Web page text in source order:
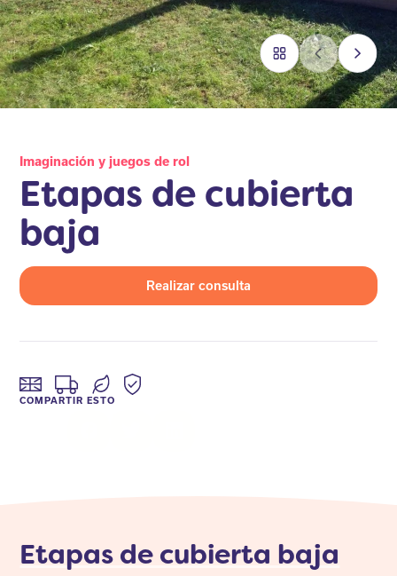
Imaginación y juegos de rol
Etapas de cubierta
baja
Realizar consulta
COMPARTIR ESTO
Etapas de cubierta baja